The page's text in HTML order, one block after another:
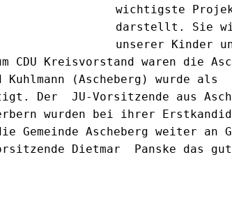
wichtigste
darstellt. Sie
unserer Kinder
CDU Kreisvorstand waren die
(Ascheberg) wurde
Der  JU-Vorsitzende aus
wurden bei ihrer
Gemeinde Ascheberg weiter
Dietmar  Panske das